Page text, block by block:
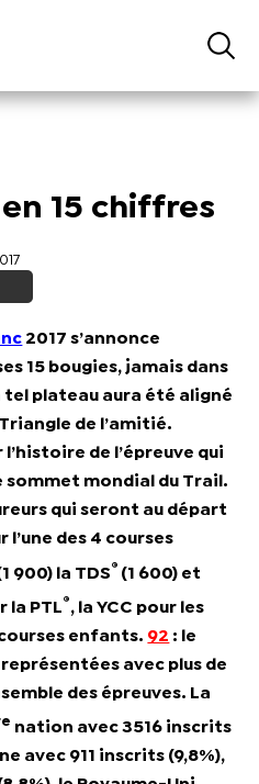
en 15 chiffres
2017 s’annonce
15 bougies, jamais dans
tel plateau aura été aligné
de l’amitié.
de l’épreuve qui
mondial du Trail.
qui seront au départ
des 4 courses
900) la TDS® (1 600) et
la PTL®, la YCC pour les
enfants. 92 :
le
représentées avec plus de
des épreuves. La
nation avec 3516 inscrits
avec 911 inscrits (9,8%),